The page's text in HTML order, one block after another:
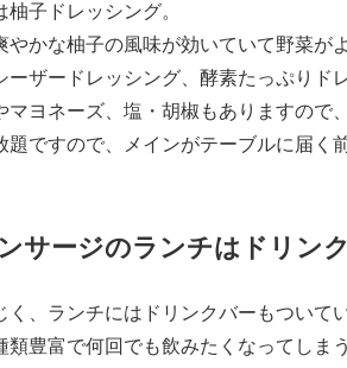
子ドレッシング。
やかな柚子の風味が効いていて野菜が
ーザードレッシング、酵素たっぷりド
マヨネーズ、塩・胡椒もありますので
題ですので、メインがテーブルに届く
サージのランチはドリン
く、ランチにはドリンクバーもついてい
類豊富で何回でも飲みたくなってしま